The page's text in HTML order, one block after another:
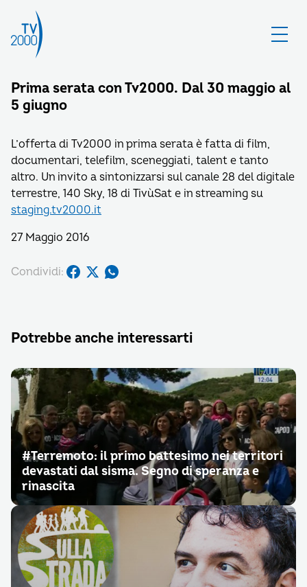
Prima serata con Tv2000. Dal 30 maggio al
5 giugno
L’offerta di Tv2000 in prima serata è fatta di film,
documentari, telefilm, sceneggiati, talent e tanto
altro. Un invito a sintonizzarsi sul canale 28 del digitale
terrestre, 140 Sky, 18 di TivùSat e in streaming su
staging.tv2000.it
27 Maggio 2016
Condividi:
Potrebbe anche interessarti
#Terremoto: il primo battesimo nei territori
devastati dal sisma. Segno di speranza e
rinascita